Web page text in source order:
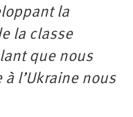
la
la classe
que nous
l’Ukraine nous